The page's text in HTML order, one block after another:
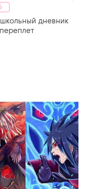
дневник